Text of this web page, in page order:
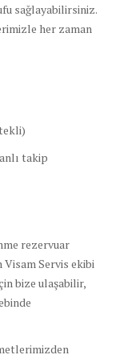
sağlayabilirsiniz.
her zaman
takip
rezervuar
Servis ekibi
bize ulaşabilir,